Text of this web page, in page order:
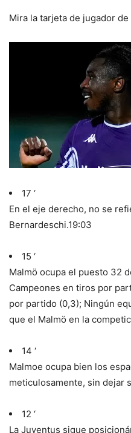
Mira la tarjeta de jugador de
17 ‘
En el eje derecho, no se
Bernardeschi.19:03
15 ‘
Malmö ocupa el puesto 32
Campeones en tiros por
por partido (0,3); Ningún
que el Malmö en la
14 ‘
Malmoe ocupa bien los
meticulosamente, sin dejar
12 ‘
La Juventus sigue